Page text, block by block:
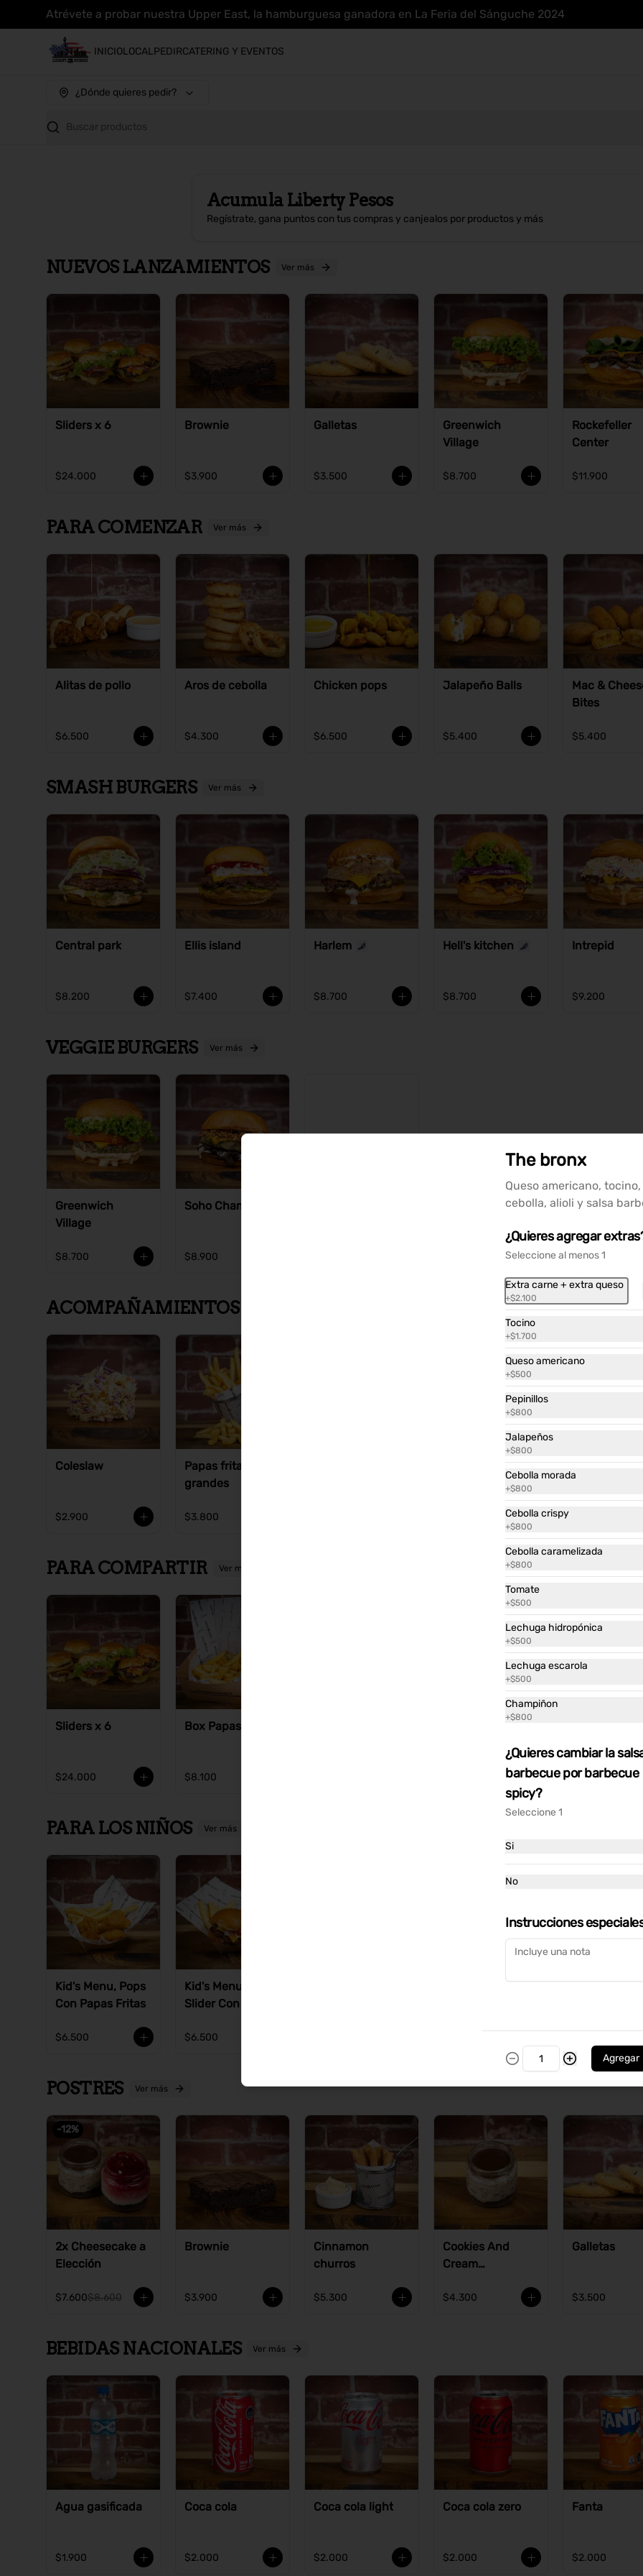
Atrévete a probar nuestra Upper East, la hamburguesa ganadora en La Feria del Sánguche 2024
INICIOLOCALPEDIRCATERING Y EVENTOS
¿Dónde quieres pedir?
Buscar productos
Acumula Liberty Pesos
Regístrate, gana puntos con tus compras y canjealos por productos y más
NUEVOS LANZAMIENTOS Ver más
Sliders x 6
$24.000
Brownie
$3.900
Galletas
$3.500
Greenwich
Village
$8.700
Rockefeller
Center
$11.900
PARA COMENZAR Ver más
Alitas de pollo
$6.500
Aros de cebolla
$4.300
Chicken pops
$6.500
Jalapeño Balls
$5.400
Mac &
Bites
$5.400
SMASH BURGERS Ver más
Central park
$8.200
Ellis island
$7.400
Harlem
$8.700
Hell's kitchen
$8.700
Intrepid
$9.200
VEGGIE BURGERS Ver más
Greenwich
Village
$8.700
Soho Champ
$8.900
ACOMPAÑAMIENTOS
Coleslaw
$2.900
Papas fritas
grandes
$3.800
Ver más
PARA COMPARTIR Ver más
Sliders x 6
$24.000
Box Papas Fritas
$8.100
Ver más
PARA LOS NIÑOS Ver más
Kid's Menu, Pops
Con Papas Fritas
$6.500
Kid's Menu,
Slider Con Papas
$6.500
POSTRES Ver más
-12%
2x Cheesecake a
Elección
$7.600$8.600
Brownie
$3.900
Cinnamon
churros
$5.300
Cookies And
Cream
$4.300
Galletas
$3.500
BEBIDAS NACIONALES Ver más
Agua gasificada
$1.900
Coca cola
$2.000
Coca cola light
$2.000
Coca cola zero
$2.000
Fanta
$2.000
The bronx
Queso americano,
cebolla, alioli y salsa
¿Quieres agregar
Seleccione al menos 1
Extra carne + extra queso
+$2.100
Tocino
+$1.700
Queso americano
+$500
Pepinillos
+$800
Jalapeños
+$800
Cebolla morada
+$800
Cebolla crispy
+$800
Cebolla caramelizada
+$800
Tomate
+$500
Lechuga hidropónica
+$500
Lechuga escarola
+$500
Champiñon
+$800
¿Quieres cambiar la
barbecue por barbecue
spicy?
Seleccione 1
Si
No
Instrucciones
Agregar